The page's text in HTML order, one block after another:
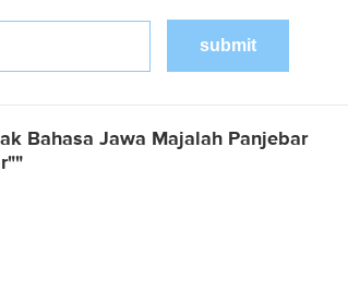
Bahasa Jawa Majalah Panjebar